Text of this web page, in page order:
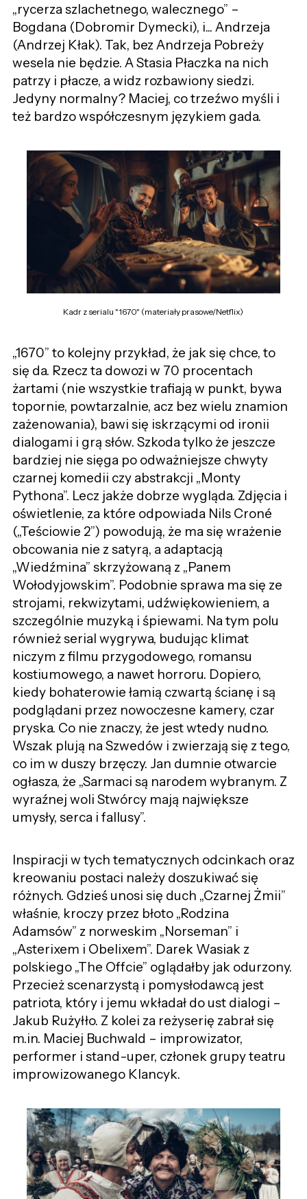
„rycerza szlachetnego, walecznego” –
Bogdana (Dobromir Dymecki), i... Andrzeja
(Andrzej Kłak). Tak, bez Andrzeja Pobreży
wesela nie będzie. A Stasia Płaczka na nich
patrzy i płacze, a widz rozbawiony siedzi.
Jedyny normalny? Maciej, co trzeźwo myśli i
też bardzo współczesnym językiem gada.
Kadr z serialu "1670" (materiały prasowe/Netflix)
„1670” to kolejny przykład, że jak się chce, to
się da. Rzecz ta dowozi w 70 procentach
żartami (nie wszystkie trafiają w punkt, bywa
topornie, powtarzalnie, acz bez wielu znamion
zażenowania), bawi się iskrzącymi od ironii
dialogami i grą słów. Szkoda tylko że jeszcze
bardziej nie sięga po odważniejsze chwyty
czarnej komedii czy abstrakcji „Monty
Pythona”. Lecz jakże dobrze wygląda. Zdjęcia i
oświetlenie, za które odpowiada Nils Croné
(„Teściowie 2”) powodują, że ma się wrażenie
obcowania nie z satyrą, a adaptacją
„Wiedźmina” skrzyżowaną z „Panem
Wołodyjowskim”. Podobnie sprawa ma się ze
strojami, rekwizytami, udźwiękowieniem, a
szczególnie muzyką i śpiewami. Na tym polu
również serial wygrywa, budując klimat
niczym z filmu przygodowego, romansu
kostiumowego, a nawet horroru. Dopiero,
kiedy bohaterowie łamią czwartą ścianę i są
podglądani przez nowoczesne kamery, czar
pryska. Co nie znaczy, że jest wtedy nudno.
Wszak plują na Szwedów i zwierzają się z tego,
co im w duszy brzęczy. Jan dumnie otwarcie
ogłasza, że „Sarmaci są narodem wybranym. Z
wyraźnej woli Stwórcy mają największe
umysły, serca i fallusy”.
Inspiracji w tych tematycznych odcinkach oraz
kreowaniu postaci należy doszukiwać się
różnych. Gdzieś unosi się duch „Czarnej Żmii”
właśnie, kroczy przez błoto „Rodzina
Adamsów” z norweskim „Norseman” i
„Asterixem i Obelixem”. Darek Wasiak z
polskiego „The Offcie” oglądałby jak odurzony.
Przecież scenarzystą i pomysłodawcą jest
patriota, który i jemu wkładał do ust dialogi –
Jakub Rużyłło. Z kolei za reżyserię zabrał się
m.in. Maciej Buchwald – improwizator,
performer i stand-uper, członek grupy teatru
improwizowanego Klancyk.